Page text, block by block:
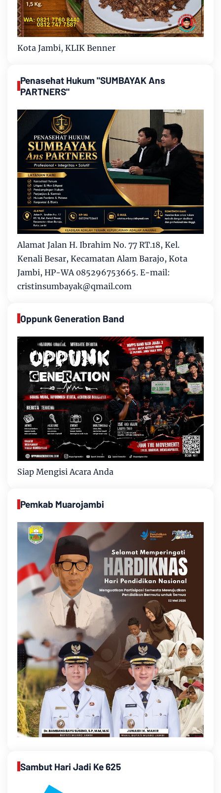
Kota Jambi, KLIK Benner
Penasehat Hukum "SUMBAYAK Ans
PARTNERS"
Alamat Jalan H. Ibrahim No. 77 RT.18, Kel.
Kenali Besar, Kecamatan Alam Barajo, Kota
Jambi, HP-WA 085296753665. E-mail:
cristinsumbayak@qmail.com
Oppunk Generation Band
Siap Mengisi Acara Anda
Pemkab Muarojambi
Sambut Hari Jadi Ke 625